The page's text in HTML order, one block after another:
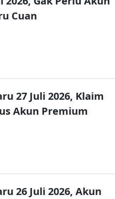
Cuan
27 Juli 2026, Klaim
Akun Premium
26 Juli 2026, Akun